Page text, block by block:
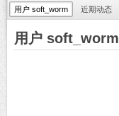
用户 soft_worm 近期动态
用户 soft_worm